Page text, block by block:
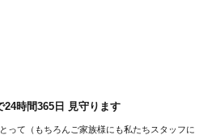
って（もちろんご家族様にも私たちスタッフに